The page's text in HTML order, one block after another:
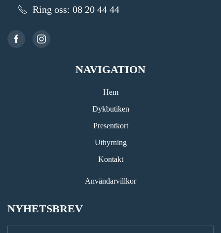
Ring oss: 08 20 44 44
NAVIGATION
Hem
Dykbutiken
Presentkort
Uthyrning
Kontakt
Användarvillkor
NYHETSBREV